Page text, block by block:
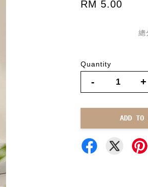
RM 5.00
Quantity
- +
ADD TO